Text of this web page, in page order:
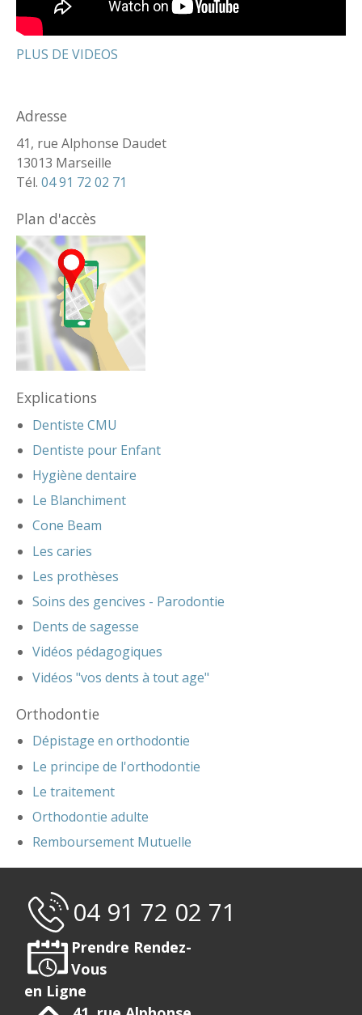
PLUS DE VIDEOS
Adresse
41, rue Alphonse Daudet
13013 Marseille
Tél. 04 91 72 02 71
Plan d'accès
Explications
Dentiste CMU
Dentiste pour Enfant
Hygiène dentaire
Le Blanchiment
Cone Beam
Les caries
Les prothèses
Soins des gencives - Parodontie
Dents de sagesse
Vidéos pédagogiques
Vidéos "vos dents à tout age"
Orthodontie
Dépistage en orthodontie
Le principe de l'orthodontie
Le traitement
Orthodontie adulte
Remboursement Mutuelle
04 91 72 02 71
Prendre Rendez-
Vous
en Ligne